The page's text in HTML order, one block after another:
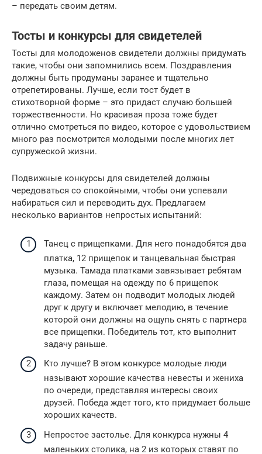
– передать своим детям.
Тосты и конкурсы для свидетелей
Тосты для молодоженов свидетели должны придумать
такие, чтобы они запомнились всем. Поздравления
должны быть продуманы заранее и тщательно
отрепетированы. Лучше, если тост будет в
стихотворной форме – это придаст случаю большей
торжественности. Но красивая проза тоже будет
отлично смотреться по видео, которое с удовольствием
много раз посмотрится молодыми после многих лет
супружеской жизни.
Подвижные конкурсы для свидетелей должны
чередоваться со спокойными, чтобы они успевали
набираться сил и переводить дух. Предлагаем
несколько вариантов непростых испытаний:
Танец с прищепками. Для него понадобятся два
платка, 12 прищепок и танцевальная быстрая
музыка. Тамада платками завязывает ребятам
глаза, помещая на одежду по 6 прищепок
каждому. Затем он подводит молодых людей
друг к другу и включает мелодию, в течение
которой они должны на ощупь снять с партнера
все прищепки. Победитель тот, кто выполнит
задачу раньше.
Кто лучше? В этом конкурсе молодые люди
называют хорошие качества невесты и жениха
по очереди, представляя интересы своих
друзей. Победа ждет того, кто придумает больше
хороших качеств.
Непростое застолье. Для конкурса нужны 4
маленьких столика, на 2 из которых ставят по